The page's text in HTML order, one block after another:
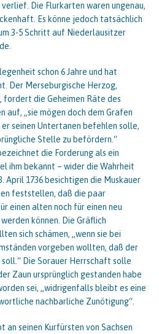
Die Flurkarten waren ungenau,
Es könne jedoch tatsächlich
3-5 Schritt auf Niederlausitzer
schon 6 Jahre und hat
Der Merseburgische Herzog,
die Geheimen Räte des
auf, „sie mögen doch dem Grafen
seinen Untertanen befehlen solle,
Stelle zu befördern.“
die Forderung als ein
ihm bekannt – wider die Wahrheit
April 1736 besichtigen die Muskauer
feststellen, daß die paar
einen alten noch für einen neu
können. Die Gräflich
sich schämen, „wenn sie bei
vorgeben wollten, daß der
Die Sorauer Herrschaft solle
Zaun ursprünglich gestanden habe
sei, „widrigenfalls bleibt es eine
nachbarliche Zunötigung“.
an seinen Kurfürsten von Sachsen